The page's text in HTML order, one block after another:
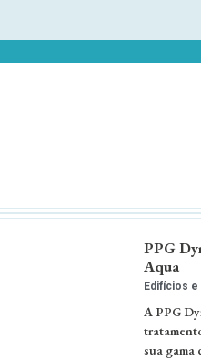
PPG
Aqua
Edifícios e
A PPG
sua gama